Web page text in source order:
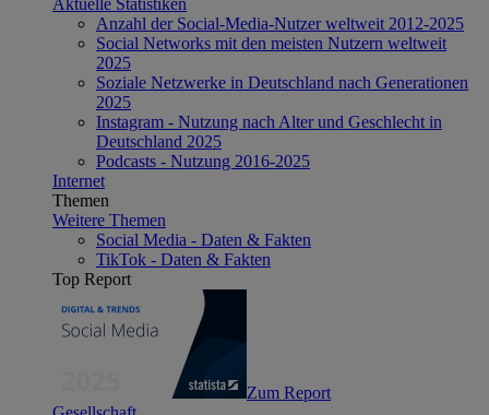
Anzahl der Social-Media-Nutzer weltweit 2012-2025
Social Networks mit den meisten Nutzern weltweit
2025
Soziale Netzwerke in Deutschland nach Generationen
2025
Instagram - Nutzung nach Alter und Geschlecht in
Deutschland 2025
Podcasts - Nutzung 2016-2025
Internet
Themen
Weitere Themen
Social Media - Daten & Fakten
TikTok - Daten & Fakten
Top Report
Zum Report